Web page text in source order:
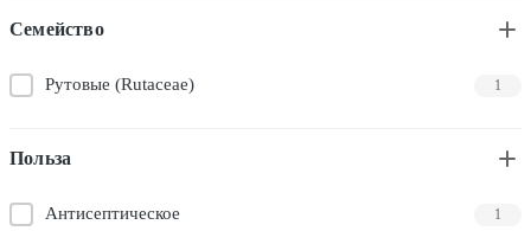
Семейство
Рутовые (Rutaceae) 1
Польза
Антисептическое 1